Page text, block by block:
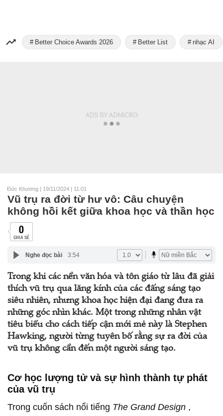
Better Choice Awards 2026 Better List nhạc AI
Đức Khương | 19/11/2024 | 11:01
Vũ trụ ra đời từ hư vô: Câu chuyện
không hồi kết giữa khoa học và thần học
0
CHIA SẺ
Nghe đọc bài 3:54
Trong khi các nền văn hóa và tôn giáo từ lâu đã giải
thích vũ trụ qua lăng kính của các đấng sáng tạo
siêu nhiên, nhưng khoa học hiện đại đang đưa ra
những góc nhìn khác. Một trong những nhân vật
tiêu biểu cho cách tiếp cận mới mẻ này là Stephen
Hawking, người từng tuyên bố rằng sự ra đời của
vũ trụ không cần đến một người sáng tạo.
Cơ học lượng tử và sự hình thành tự phát
của vũ trụ
Trong cuốn sách nổi tiếng The Grand Design ,